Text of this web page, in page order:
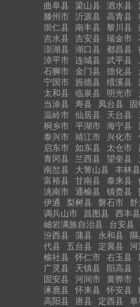
曲阜县
梁山县 泗水县
滕州市
沂源县 高青县
崇仁县
南丰县 黎川县
吉水县
吉安县 瑞金市
澎湖县
湖口县 都昌县
漳平市
连城县 武平县
石狮市
金门县 德化县
宁国市
旌德县 绩溪县
太和县
临泉县 明光市
当涂县
寿县 凤台县
温岭市
仙居县 天台县
桐乡市
平湖市 海宁县
泰兴市
靖江市 兴化市
启东市
如东县 太仓市
青冈县
兰西县 望奎县
南岔县
大箐山县 丰林县
富裕县
甘南县 泰来县
洮南市
通榆县 镇赉县
伊通
梨树县 磐石市 舒
调兵山市
昌图县 西丰县
岫岩满族自治县
台安县
汾西县
蒲县 永和县
代县
五台县 定襄县 河
榆社县
怀仁市 右玉县
广灵县
天镇县 阳高县
固安县
河间市 黄骅市
涿鹿县
怀来县 怀安县
高阳县
唐县 定西县 阜